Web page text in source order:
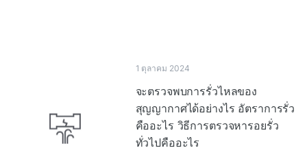
1 ตุลาคม 2024
จะตรวจพบการรั่วไหลของ
สุญญากาศได้อย่างไร อัตราการรั่ว
คืออะไร วิธีการตรวจหารอยรั่ว
ทั่วไปคืออะไร